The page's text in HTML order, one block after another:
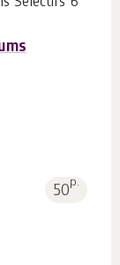
50p.